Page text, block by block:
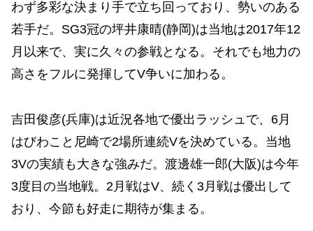
わず多彩な決まり手で立ち回っており、勢いのある
若手だ。SG3冠の坪井康晴(静岡)は当地は2017年12
月以来で、実に久々の参戦となる。それでも地力の
高さをフルに発揮してV争いに加わる。
吉田俊彦(兵庫)は近況各地で優出ラッシュで、6月
はびわこと尼崎で2場所連続Vを決めている。当地
3Vの実績も大きな強みだ。渡邊雄一郎(大阪)は今年
3度目の当地戦。2月戦はV、続く3月戦は優出して
おり、今節も好走に期待が集まる。